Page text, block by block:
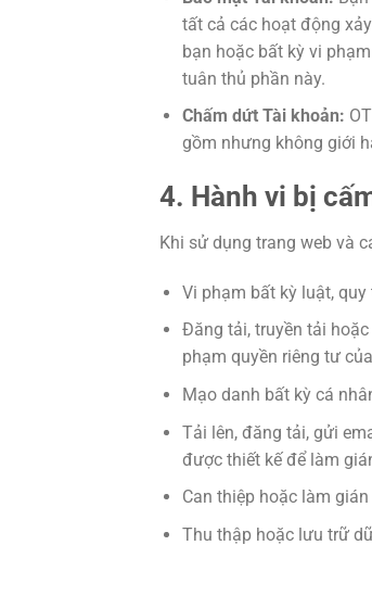
tất cả các hoạt động
bạn hoặc bất kỳ vi
tuân thủ phần này.
Chấm dứt Tài khoản:
gồm nhưng không giới
4. Hành vi bị
Khi sử dụng trang web và
Vi phạm bất kỳ luật,
Đăng tải, truyền tải
phạm quyền riêng tư
Mạo danh bất kỳ cá
Tải lên, đăng tải, gửi
được thiết kế để làm
Can thiệp hoặc làm
Thu thập hoặc lưu trữ